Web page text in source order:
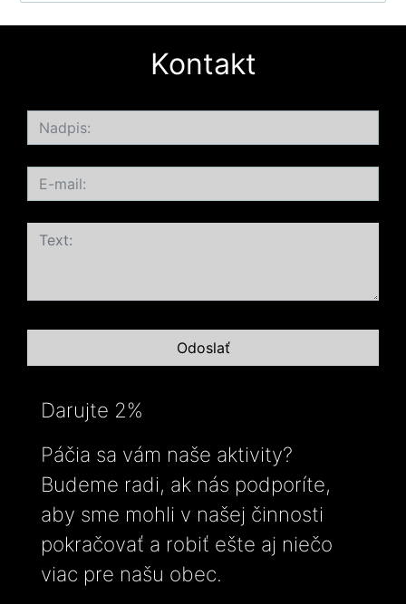
Kontakt
Darujte 2%
Páčia sa vám naše aktivity?
Budeme radi, ak nás podporíte,
aby sme mohli v našej činnosti
pokračovať a robiť ešte aj niečo
viac pre našu obec.